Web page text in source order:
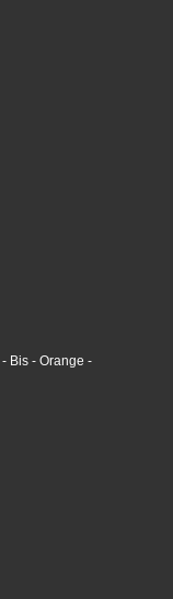
- Bis - Orange -